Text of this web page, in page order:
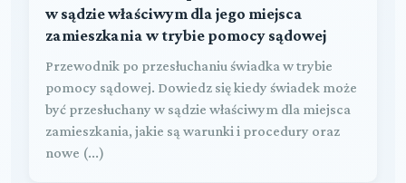
w sądzie właściwym dla jego miejsca
zamieszkania w trybie pomocy sądowej
Przewodnik po przesłuchaniu świadka w trybie
pomocy sądowej. Dowiedz się kiedy świadek może
być przesłuchany w sądzie właściwym dla miejsca
zamieszkania, jakie są warunki i procedury oraz
nowe (...)